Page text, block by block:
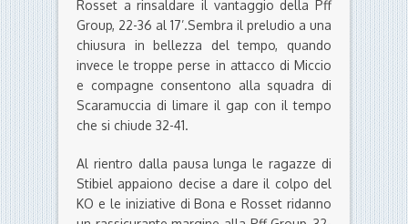
Rosset a rinsaldare il vantaggio della Pff
Group, 22-36 al 17’.Sembra il preludio a una
chiusura in bellezza del tempo, quando
invece le troppe perse in attacco di Miccio
e compagne consentono alla squadra di
Scaramuccia di limare il gap con il tempo
che si chiude 32-41.
Al rientro dalla pausa lunga le ragazze di
Stibiel appaiono decise a dare il colpo del
KO e le iniziative di Bona e Rosset ridanno